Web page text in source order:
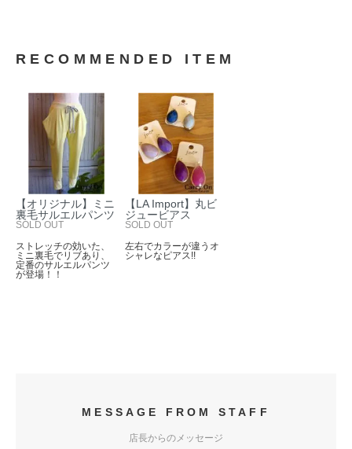
RECOMMENDED ITEM
【オリジナル】ミニ
裏毛サルエルパンツ
SOLD OUT
ストレッチの効いた、
ミニ裏毛でリブあり、
定番のサルエルパンツ
が登場！！
【LA Import】丸ビ
ジュービアス
SOLD OUT
左右でカラーが違うオ
シャレなピアス!!
MESSAGE FROM STAFF
店長からのメッセージ